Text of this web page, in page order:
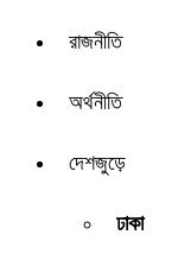
রাজনীতি
অর্থনীতি
দেশজুড়ে
ঢাকা